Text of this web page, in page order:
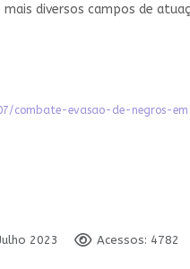
diversos campos de
combate-evasao-de-negros-
2023 Acessos: 4782